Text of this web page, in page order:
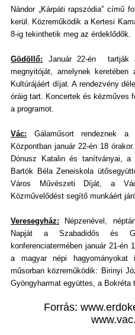
Nándor „Kárpáti rapszódia” című
kerül. Közreműködik a Kertesi
8-ig tekinthetik meg az érdeklődők.
Gödöllő:
Január 22-én tartják
megnyitóját, amelynek keretében
Kultúrájáért díjat. A rendezvény
óráig tart. Koncertek és kézműves
a programot.
Vác: Gálaműsort rendeznek a
Központban január 22-én 18
Dónusz Katalin és tanítványai,
Bartók Béla Zeneiskola
Város Művészeti Díját, a
Közművelődést segítő munkáért
Veresegyház: Népzenével,
Napját a Szabadidős és
konferenciatermében január 21-én
a magyar népi
műsorban közreműködik: Birinyi
Gyöngyharmat együttes, a
Forrás: